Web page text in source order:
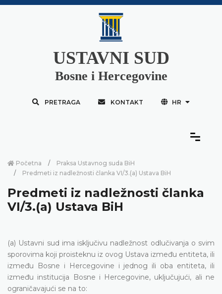
USTAVNI SUD
Bosne i Hercegovine
PRETRAGA KONTAKT HR
Početna
Praksa Ustavnog suda BiH
Predmeti iz nadležnosti članka VI/3.(a) Ustava BiH
Predmeti iz nadležnosti članka
VI/3.(a) Ustava BiH
(a) Ustavni sud ima isključivu nadležnost odlučivanja o svim
sporovima koji proisteknu iz ovog Ustava između entiteta, ili
između Bosne i Hercegovine i jednog ili oba entiteta, ili
između institucija Bosne i Hercegovine, uključujući, ali ne
ograničavajući se na to: